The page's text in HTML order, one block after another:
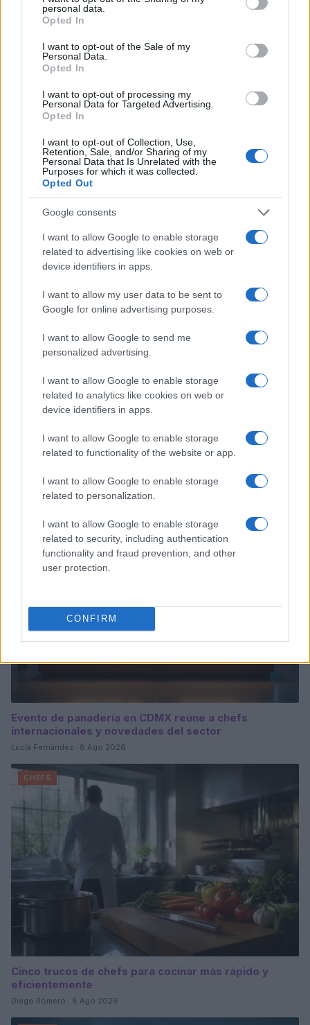
grant or deny consent to Google and its third-party tags to
use your data for below specified purposes in below Google
consent section.
personal data.
Opted In
I want to opt-out of the Sale of my
Personal Data.
Opted In
I want to opt-out of processing my
Personal Data for Targeted Advertising.
Opted In
I want to opt-out of Collection, Use,
Retention, Sale, and/or Sharing of my
Personal Data that Is Unrelated with the
Purposes for which it was collected.
Opted Out
Google consents
I want to allow Google to enable storage
related to advertising like cookies on web or
device identifiers in apps.
I want to allow my user data to be sent to
Google for online advertising purposes.
I want to allow Google to send me
personalized advertising.
I want to allow Google to enable storage
related to analytics like cookies on web or
device identifiers in apps.
I want to allow Google to enable storage
related to functionality of the website or app.
I want to allow Google to enable storage
related to personalization.
I want to allow Google to enable storage
related to security, including authentication
functionality and fraud prevention, and other
user protection.
CONFIRM
María Vázquez
gafas y mirada analítica, rememora haber
cubierto la crecida del Ebro en 2015 desde la
ribera del Actur. Afirma la necesidad de rigor
y contexto en cada pieza; es licenciada en
Historia por la Universidad de Zaragoza y
mantiene una columna semanal sobre vida
Sigue leyendo
CHEFS
Evento de panadería en CDMX reúne a chefs
internacionales y novedades del sector
Lucía Fernández · 8 Ago 2026
CHEFS
Cinco trucos de chefs para cocinar más rápido y
eficientemente
Diego Romero · 8 Ago 2026